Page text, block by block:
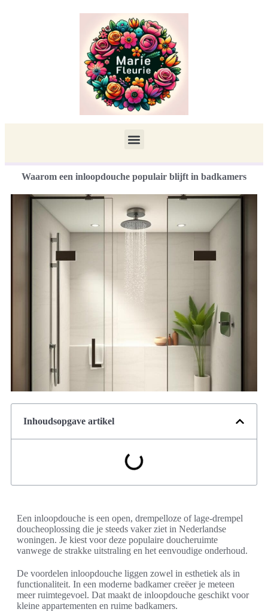
Waarom een inloopdouche populair blijft in badkamers
Inhoudsopgave artikel
Een inloopdouche is een open, drempelloze of lage-drempel
doucheoplossing die je steeds vaker ziet in Nederlandse
woningen. Je kiest voor deze populaire doucheruimte
vanwege de strakke uitstraling en het eenvoudige onderhoud.
De voordelen inloopdouche liggen zowel in esthetiek als in
functionaliteit. In een moderne badkamer creëer je meteen
meer ruimtegevoel. Dat maakt de inloopdouche geschikt voor
kleine appartementen en ruime badkamers.